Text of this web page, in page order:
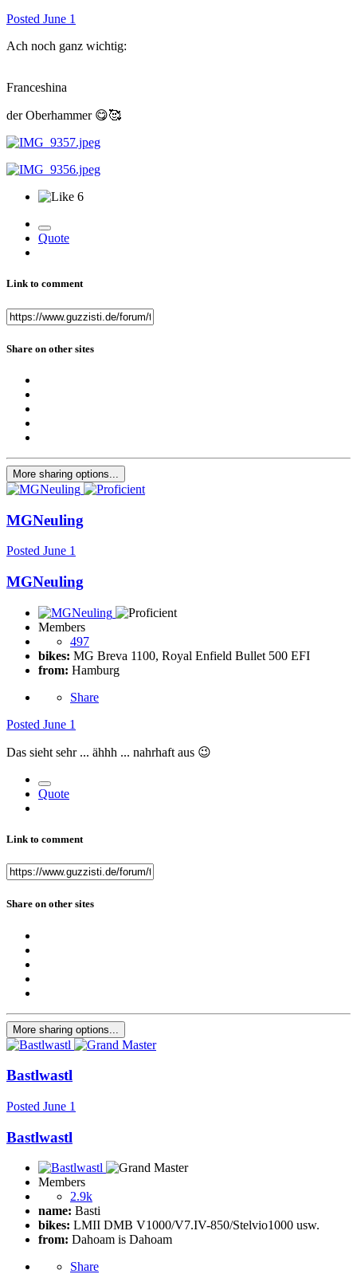
Posted June 1
Ach noch ganz wichtig:
Franceshina
der Oberhammer 😋🥰
6
Quote
Link to comment
Share on other sites
More sharing options...
MGNeuling
Posted June 1
MGNeuling
Members
497
bikes: MG Breva 1100, Royal Enfield Bullet 500 EFI
from: Hamburg
Share
Posted June 1
Das sieht sehr ... ähhh ... nahrhaft aus 😉
Quote
Link to comment
Share on other sites
More sharing options...
Bastlwastl
Posted June 1
Bastlwastl
Members
2.9k
name: Basti
bikes: LMII DMB V1000/V7.IV-850/Stelvio1000 usw.
from: Dahoam is Dahoam
Share